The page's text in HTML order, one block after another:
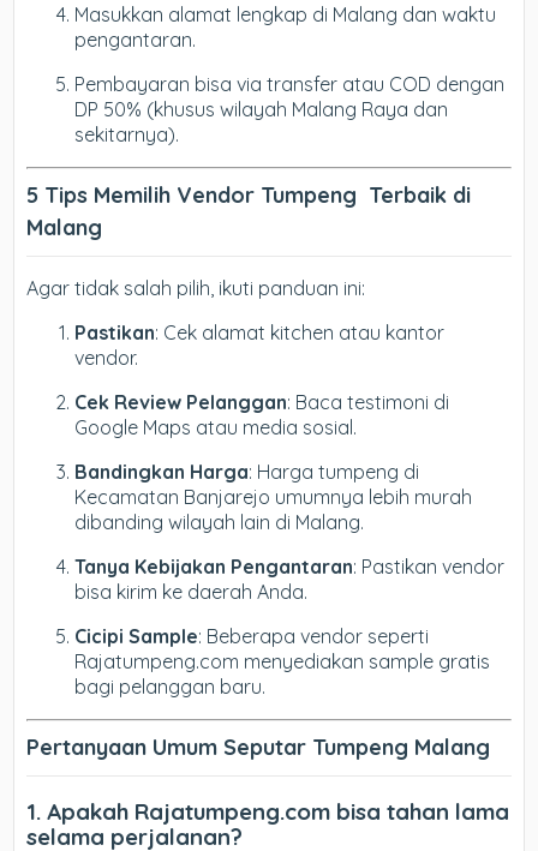
Masukkan alamat lengkap di Malang dan waktu
pengantaran.
Pembayaran bisa via transfer atau COD dengan
DP 50% (khusus wilayah Malang Raya dan
sekitarnya).
5 Tips Memilih Vendor Tumpeng Terbaik di
Malang
Agar tidak salah pilih, ikuti panduan ini:
Pastikan: Cek alamat kitchen atau kantor
vendor.
Cek Review Pelanggan: Baca testimoni di
Google Maps atau media sosial.
Bandingkan Harga: Harga tumpeng di
Kecamatan Banjarejo umumnya lebih murah
dibanding wilayah lain di Malang.
Tanya Kebijakan Pengantaran: Pastikan vendor
bisa kirim ke daerah Anda.
Cicipi Sample: Beberapa vendor seperti
Rajatumpeng.com menyediakan sample gratis
bagi pelanggan baru.
Pertanyaan Umum Seputar Tumpeng Malang
1. Apakah Rajatumpeng.com bisa tahan lama
selama perjalanan?